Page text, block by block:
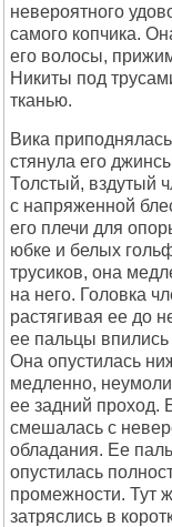
невероятного
самого копчика.
его волосы,
Никиты под
тканью.
Вика
стянула его
Толстый, вздутый
с напряженной
его плечи для
юбке и белых
трусиков, она
на него. Головка
растягивая ее до
ее пальцы
Она опустилась
медленно,
ее задний проход.
смешалась с
обладания. Ее
опустилась
промежности. Тут
затряслись в